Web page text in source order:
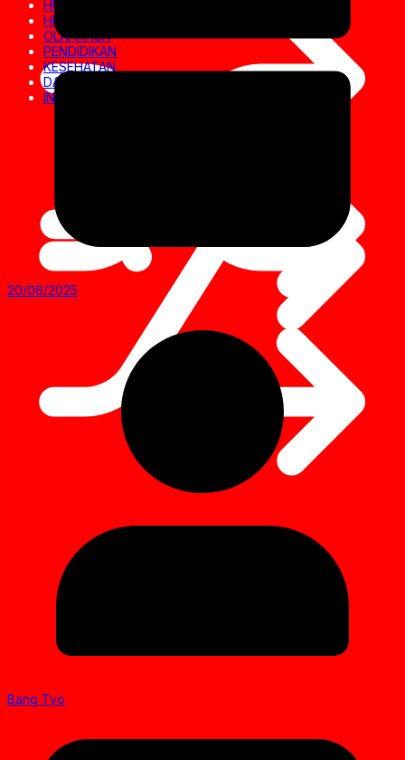
HUKRIM
HIBURAN
OLAHRAGA
PENDIDIKAN
KESEHATAN
DAERAH
INVESTIGASI
20/06/2025
Bang Tyo